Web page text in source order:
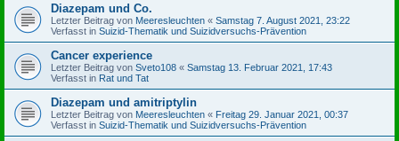
Diazepam und Co.
Letzter Beitrag von Meeresleuchten « Samstag 7. August 2021, 23:22
Verfasst in Suizid-Thematik und Suizidversuchs-Prävention
Cancer experience
Letzter Beitrag von Sveto108 « Samstag 13. Februar 2021, 17:43
Verfasst in Rat und Tat
Diazepam und amitriptylin
Letzter Beitrag von Meeresleuchten « Freitag 29. Januar 2021, 00:37
Verfasst in Suizid-Thematik und Suizidversuchs-Prävention